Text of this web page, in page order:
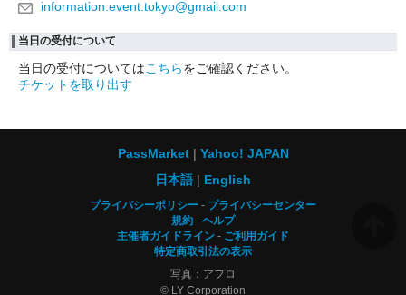
information.event.tokyo@gmail.com
当日の受付について
当日の受付についてはこちらをご確認ください。
チケットを取り出す
PassMarket
Yahoo! JAPAN
日本語
English
プライバシーポリシー
プライバシーセンター
規約
ヘルプ
主催者ガイドライン
ご利用ガイド
特定商取引法の表示
写真：アフロ
© LY Corporation